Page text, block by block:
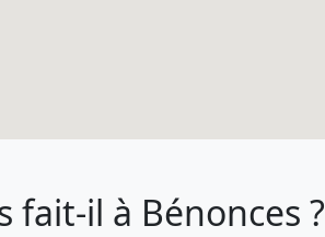
fait-il à Bénonces ?